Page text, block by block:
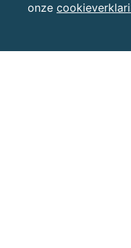
onze